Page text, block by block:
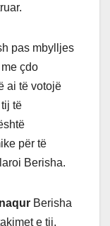
pas mbylljes
çdo
ai të votojë
të
për të
Berisha.
Berisha
e tij,